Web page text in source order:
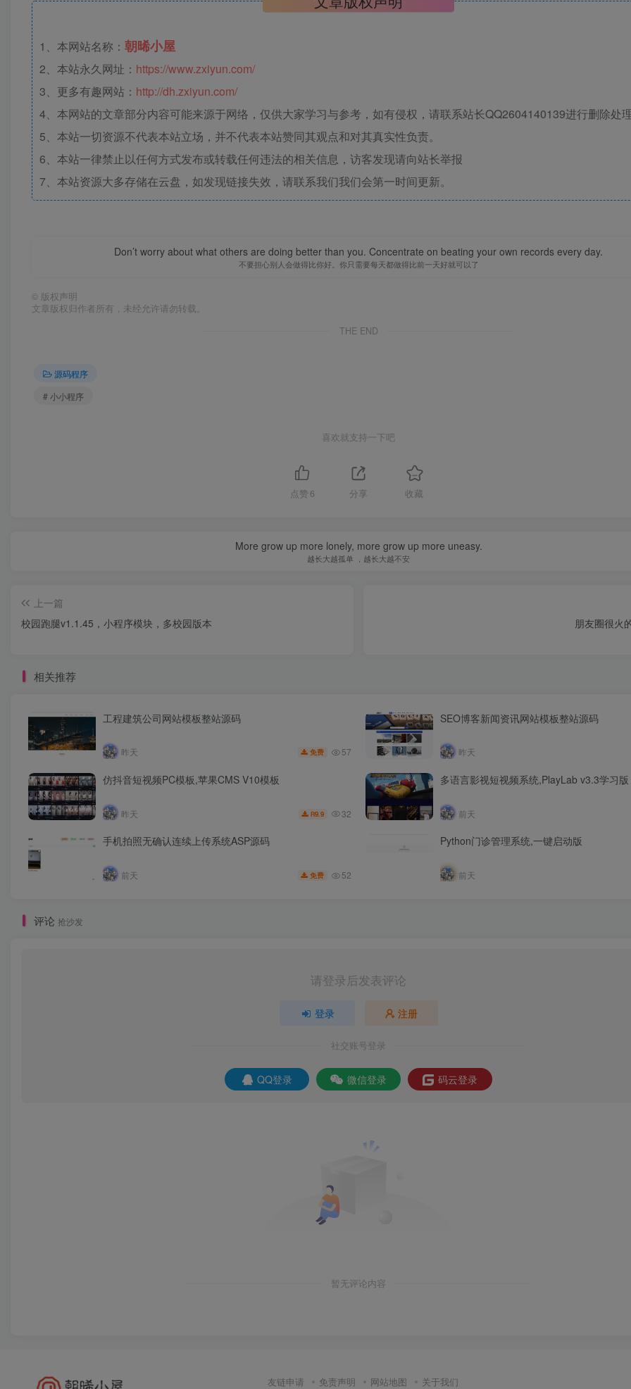
1、本网站名称： 朝晞小屋
2、本站永久网址： https://www.zxiyun.com/
3、更多有趣网站： http://dh.zxiyun.com/
4、本网站的文章部分内容可能来源于网络，仅供大家学习与参考，如有侵权，请联系站长QQ2604140139进行删除处
5、本站一切资源不代表本站立场，并不代表本站赞同其观点和对其真实性负责。
6、本站一律禁止以任何方式发布或转载任何违法的相关信息，访客发现请向站长举报
7、本站资源大多存储在云盘，如发现链接失效，请联系我们我们会第一时间更新。
Don’t worry about what others are doing better than you. Concentrate on beating your own records every day.
不要担心别人会做得比你好。你只需要每天都做得比前一天好就可以了
© 版权声明
文章版权归作者所有，未经允许请勿转载。
THE END
源码程序
# 小小程序
喜欢就支持一下吧
点赞 6 分享 收藏
More grow up more lonely, more grow up more uneasy.
越长大越孤单 ，越长大越不安
上一篇
校园跑腿v1.1.45，小程序模块，多校园版本
朋友圈很火
相关推荐
工程建筑公司网站模板整站源码
昨天 免费 57
SEO博客新闻资讯网站模板整站源码
昨天
仿抖音短视频PC模板,苹果CMS V10模板
昨天 R9.9 32
多语言影视短视频系统,PlayLab v3.3学习版
前天
手机拍照无确认连续上传系统ASP源码
前天 免费 52
Python门诊管理系统,一键启动版
前天
评论 抢沙发
请登录后发表评论
登录 注册
社交账号登录
QQ登录 微信登录 码云登录
暂无评论内容
友链申请 免责声明 网站地图 关于我们